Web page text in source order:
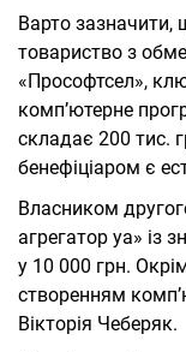
Варто зазначити,
товариство з
«Прософтсел»,
комп’ютерне
складає 200 тис.
бенефіціаром є
Власником
агрегатор уа» із
у 10 000 грн.
створенням
Вікторія Чеберяк.